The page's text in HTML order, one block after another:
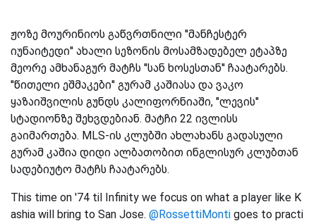
ჟოზე მოურინიოს გაწვრთნილი ''მანჩესტერ
იუნაიტედი'' ახალი სეზონის მოსამზადებელ ეტაპზე
მეორე ამხანაგურ მატჩს ''სან ხოსესთან'' ჩაატარებს.
''წითელი ეშმაკები'' გურამ კაშიასა და ვაკო
ყაზაიშვილის გუნდს კალიფორნიაში, ''ლევის''
სტადიონზე შეხვდებიან. მატჩი 22 ივლისს
გაიმართება. MLS-ის კლუბში ახლახანს გადასული
გურამ კაშია დიდი ალბათობით ინგლისურ კლუბთან
სადებიუტო მატჩს ჩაატარებს.
This time on '74 til Infinity we focus on what a player like K
ashia will bring to San Jose. @RossettiMonti goes to practi